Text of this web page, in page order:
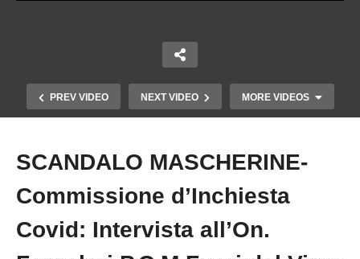
PREV VIDEO NEXT VIDEO MORE VIDEOS
Copy Embed Code
SCANDALO MASCHERINE-
Commissione d’Inchiesta
Covid: Intervista all’On.